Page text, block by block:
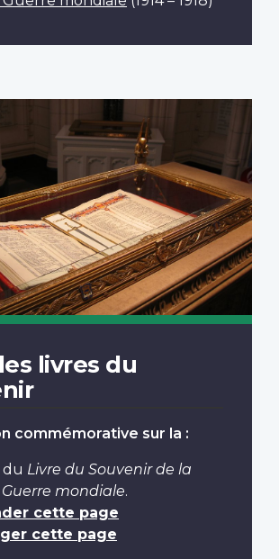
livres du
commémorative sur la :
du Livre du Souvenir de la
mondiale.
cette page
cette page